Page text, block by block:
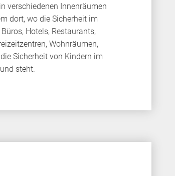
verschiedenen Innenräumen
dort, wo die Sicherheit im
Hotels, Restaurants,
Wohnräumen,
Sicherheit von Kindern im
steht.